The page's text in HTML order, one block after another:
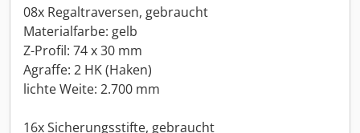
08x Regaltraversen, gebraucht
Materialfarbe: gelb
Z-Profil: 74 x 30 mm
Agraffe: 2 HK (Haken)
lichte Weite: 2.700 mm
16x Sicherungsstifte, gebraucht